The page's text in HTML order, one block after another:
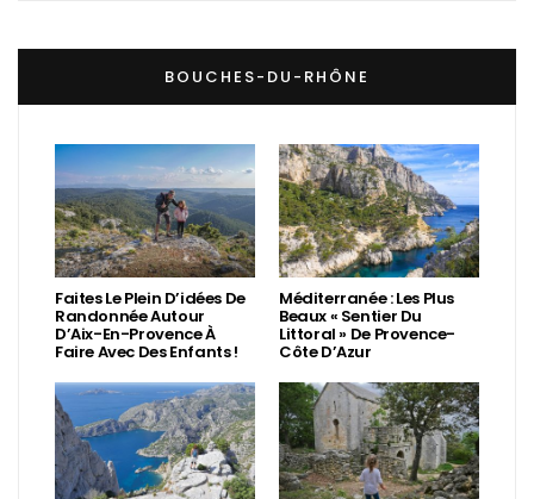
BOUCHES-DU-RHÔNE
Faites Le Plein D’idées De
Randonnée Autour
D’Aix-En-Provence À
Faire Avec Des Enfants !
Méditerranée : Les Plus
Beaux « Sentier Du
Littoral » De Provence-
Côte D’Azur